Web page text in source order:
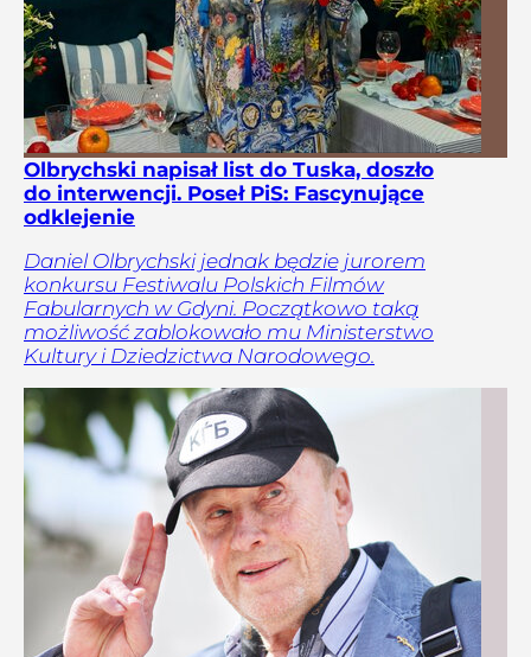
Olbrychski napisał list do Tuska, doszło
do interwencji. Poseł PiS: Fascynujące
odklejenie
Daniel Olbrychski jednak będzie jurorem
konkursu Festiwalu Polskich Filmów
Fabularnych w Gdyni. Początkowo taką
możliwość zablokowało mu Ministerstwo
Kultury i Dziedzictwa Narodowego.